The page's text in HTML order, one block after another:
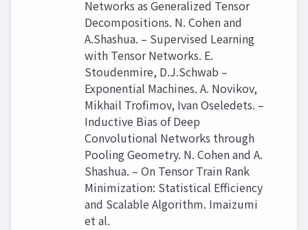
Networks as Generalized Tensor
Decompositions. N. Cohen and
A.Shashua. – Supervised Learning
with Tensor Networks. E.
Stoudenmire, D.J.Schwab –
Exponential Machines. A. Novikov,
Mikhail Trofimov, Ivan Oseledets. –
Inductive Bias of Deep
Convolutional Networks through
Pooling Geometry. N. Cohen and A.
Shashua. – On Tensor Train Rank
Minimization: Statistical Efficiency
and Scalable Algorithm. Imaizumi
et al.